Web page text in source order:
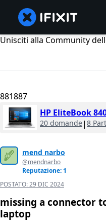
Unisciti alla Community
881887
HP EliteBook
20 domande| 8
mend narbo
@mendnarbo
Reputazione: 1
POSTATO:29 DIC 2024
missing a connector
laptop